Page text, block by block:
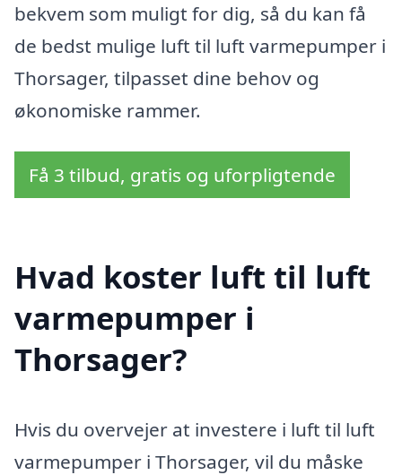
bekvem som muligt for dig, så du kan få
de bedst mulige luft til luft varmepumper i
Thorsager, tilpasset dine behov og
økonomiske rammer.
Få 3 tilbud, gratis og uforpligtende
Hvad koster luft til luft
varmepumper i
Thorsager?
Hvis du overvejer at investere i luft til luft
varmepumper i Thorsager, vil du måske